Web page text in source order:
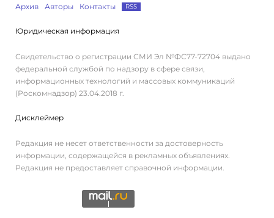
Архив
Авторы Контакты RSS
Юридическая информация
Свидетельство о регистрации СМИ Эл №ФС77-72704 выдано
федеральной службой по надзору в сфере связи,
информационных технологий и массовых коммуникаций
(Роскомнадзор) 23.04.2018 г.
Дисклеймер
Редакция не несет ответственности за достоверность
информации, содержащейся в рекламных объявлениях.
Редакция не предоставляет справочной информации.